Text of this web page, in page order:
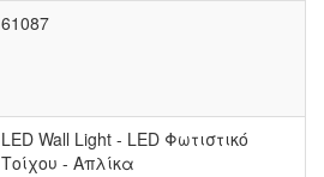
61087
LED Wall Light - LED Φωτιστικό
Τοίχου - Απλίκα